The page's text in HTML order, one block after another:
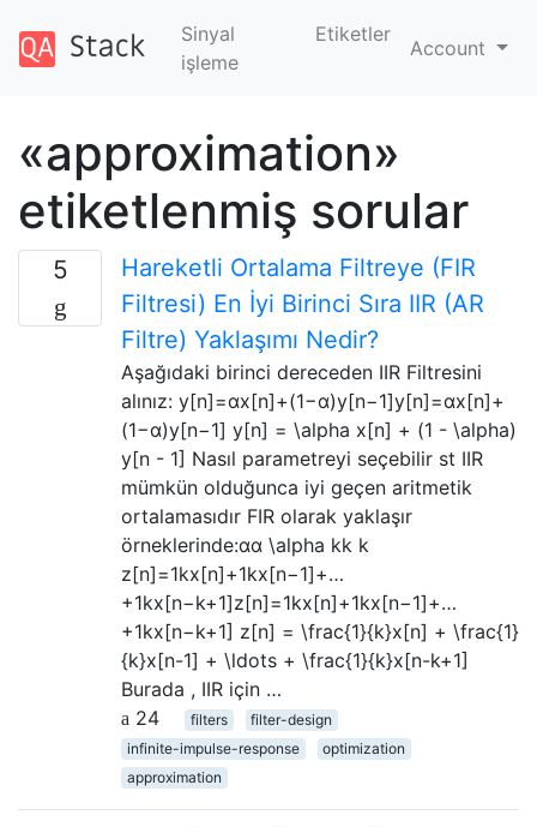
Sinyal
işleme
Etiketler
Account
«approximation»
etiketlenmiş sorular
5
Hareketli Ortalama Filtreye (FIR
Filtresi) En İyi Birinci Sıra IIR (AR
Filtre) Yaklaşımı Nedir?
Aşağıdaki birinci dereceden IIR Filtresini
alınız: y[n]=αx[n]+(1−α)y[n−1]y[n]=αx[n]+
(1−α)y[n−1] y[n] = \alpha x[n] + (1 - \alpha)
y[n - 1] Nasıl parametreyi seçebilir st IIR
mümkün olduğunca iyi geçen aritmetik
ortalamasıdır FIR olarak yaklaşır
örneklerinde:αα \alpha kk k
z[n]=1kx[n]+1kx[n−1]+…
+1kx[n−k+1]z[n]=1kx[n]+1kx[n−1]+…
+1kx[n−k+1] z[n] = \frac{1}{k}x[n] + \frac{1}
{k}x[n-1] + \ldots + \frac{1}{k}x[n-k+1]
Burada , IIR için …
24
filters
filter-design
infinite-impulse-response
optimization
approximation